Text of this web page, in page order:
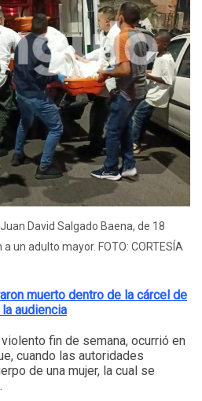
David Salgado Baena, de 18
un adulto mayor. FOTO: CORTESÍA
muerto dentro de la cárcel de
audiencia
fin de semana, ocurrió en
cuando las autoridades
de una mujer, la cual se